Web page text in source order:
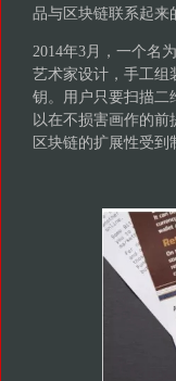
品与区块链联系起来
2014年3月，一个名
艺术家设计，手工组
钥。用户只要扫描二
以在不损害画作的
区块链的扩展性受